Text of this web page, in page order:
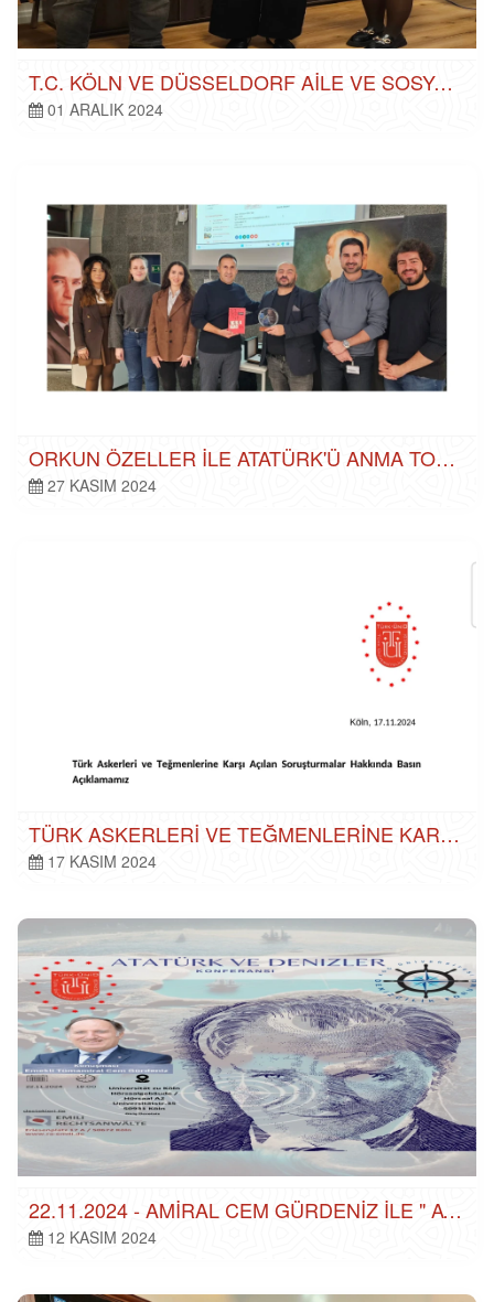
T.C. KÖLN VE DÜSSELDORF AILE VE SOSYAL İŞLER ATAŞESI, PSIKOLOG SAYIN RUKIYE SANCAR'I KÖLN BAŞKONSOLOSLUĞU MAKAMINDA ZIYARETI
01 ARALIK 2024
ORKUN ÖZELLER ILE ATATÜRK'Ü ANMA TOPLANTISI
27 KASIM 2024
TÜRK ASKERLERI VE TEĞMENLERINE KARŞI AÇILAN SORUŞTURMALAR HAKKINDA BASIN AÇIKLAMAMIZ
17 KASIM 2024
22.11.2024 - AMIRAL CEM GÜRDENIZ ILE " ATATÜRK VE DENIZLER "
12 KASIM 2024